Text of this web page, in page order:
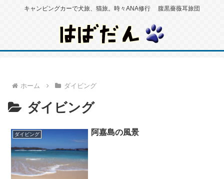
キャンピングカーで犬旅、猫旅。時々ANA修行 腹黒薔薇耳旅団
ホーム ダイビング
ダイビング
ダイビング 阿嘉島の風景